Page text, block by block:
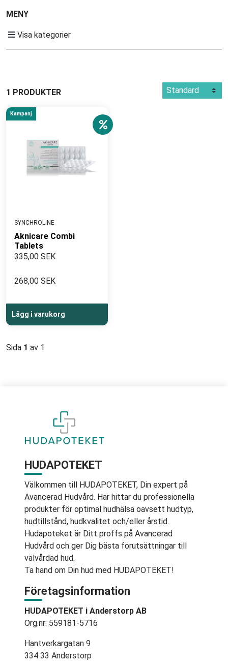
MENY
Visa kategorier
1 PRODUKTER
Kampanj
SYNCHROLINE
Aknicare Combi
Tablets
335,00 SEK
268,00 SEK
Lägg i varukorg
Sida 1 av 1
HUDAPOTEKET
Välkommen till HUDAPOTEKET, Din expert på
Avancerad Hudvård. Här hittar du professionella
produkter för optimal hudhälsa oavsett hudtyp,
hudtillstånd, hudkvalitet och/eller årstid.
Hudapoteket är Ditt proffs på Avancerad
Hudvård och ger Dig bästa förutsättningar till
välvårdad hud.
Ta hand om Din hud med HUDAPOTEKET!
Företagsinformation
HUDAPOTEKET i Anderstorp AB
Org.nr: 559181-5716
Hantverkargatan 9
334 33 Anderstorp